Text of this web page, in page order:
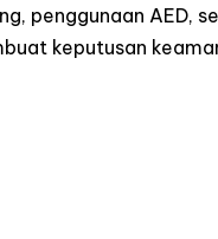
penggunaan AED,
keputusan